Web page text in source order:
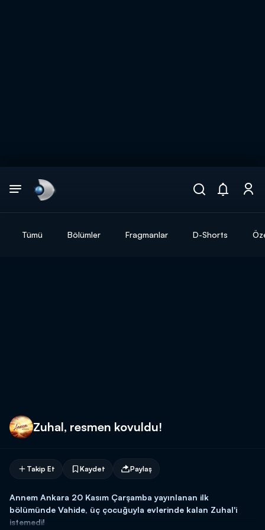
Tümü Bölümler Fragmanlar D-Shorts
Zuhal, resmen kovuldu!
Takip Et Kaydet Paylaş
Annem Ankara 20 Kasım Çarşamba yayınlanan ilk
bölümünde Vahide, üç çocuğuyla evlerinde kalan Zuhal'i
istemedi!